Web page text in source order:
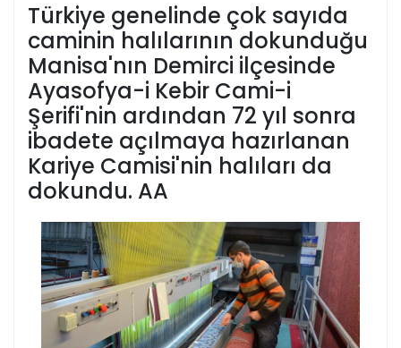
Türkiye genelinde çok sayıda
caminin halılarının dokunduğu
Manisa'nın Demirci ilçesinde
Ayasofya-i Kebir Cami-i
Şerifi'nin ardından 72 yıl sonra
ibadete açılmaya hazırlanan
Kariye Camisi'nin halıları da
dokundu. AA